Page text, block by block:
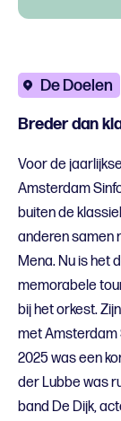
De Doelen
Breder dan
Voor de
Amsterdam
buiten de
anderen samen
Mena. Nu is het
memorabele
bij het orkest.
met Amsterdam
2025 was een
der Lubbe was
band De Dijk,